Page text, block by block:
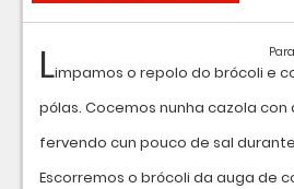
Limpamos o repolo do brócoli e
pólas. Cocemos nunha cazola con
fervendo cun pouco de sal
Escorremos o brócoli da auga de